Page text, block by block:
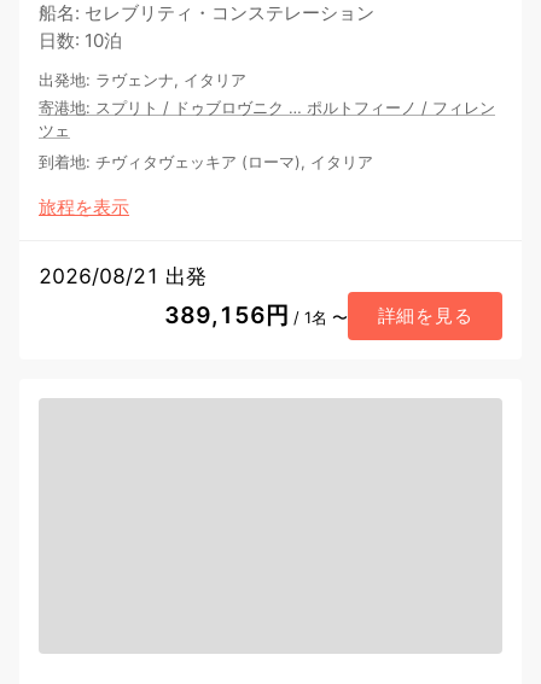
船名: セレブリティ・コンステレーション
日数: 10泊
出発地: ラヴェンナ, イタリア
寄港地: スプリト / ドゥブロヴニク … ポルトフィーノ / フィレン
ツェ
到着地: チヴィタヴェッキア (ローマ), イタリア
旅程を表示
2026/08/21 出発
389,156円 / 1名 〜 詳細を見る